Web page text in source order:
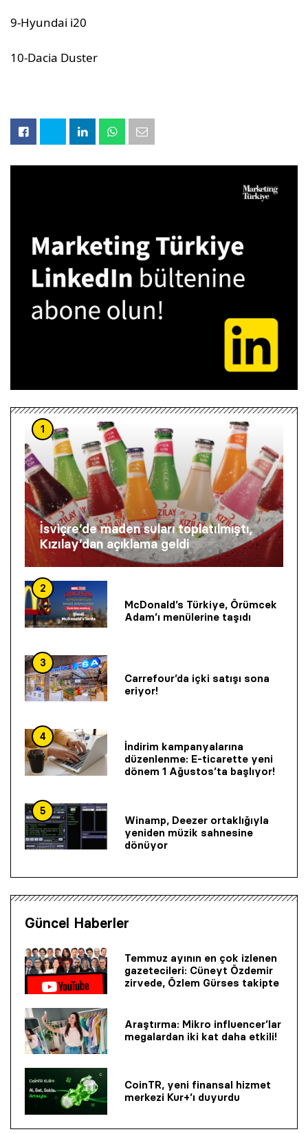
9-Hyundai i20
10-Dacia Duster
1
İsviçre’de maden suları toplatılmıştı,
Kızılay’dan açıklama geldi
2
McDonald’s Türkiye, Örümcek
Adam’ı menülerine taşıdı
3
Carrefour’da içki satışı sona
eriyor!
4
İndirim kampanyalarına
düzenlenme: E-ticarette yeni
dönem 1 Ağustos’ta başlıyor!
5
Winamp, Deezer ortaklığıyla
yeniden müzik sahnesine
dönüyor
Güncel Haberler
Temmuz ayının en çok izlenen
gazetecileri: Cüneyt Özdemir
zirvede, Özlem Gürses takipte
Araştırma: Mikro influencer’lar
megalardan iki kat daha etkili!
CoinTR, yeni finansal hizmet
merkezi Kur+’ı duyurdu